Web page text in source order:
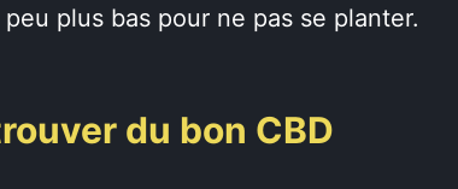
plus bas pour ne pas se planter.
du bon CBD